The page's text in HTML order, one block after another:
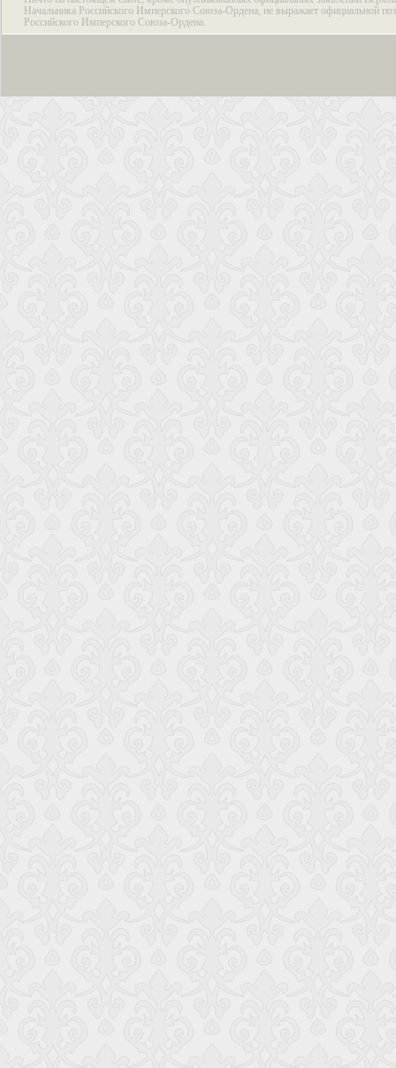
Начальника Российского Имперского Союза-Ордена, не выражает официальной
Российского Имперского Союза-Ордена.